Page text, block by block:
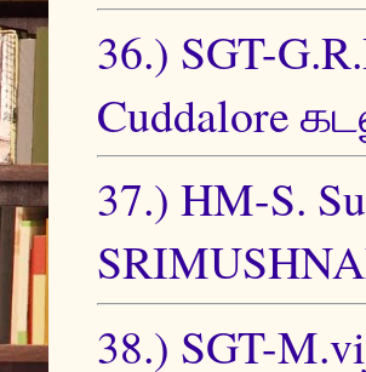
36.) SGT-
Cuddalore
37.) HM-S.
38.) SGT-